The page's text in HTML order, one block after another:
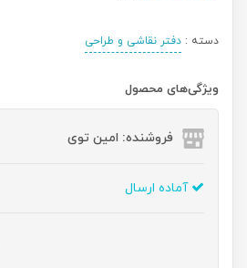
دسته : دفتر نقاشی و طراحی
ویژگی‌های محصول
فروشنده: امین توی
آماده ارسال